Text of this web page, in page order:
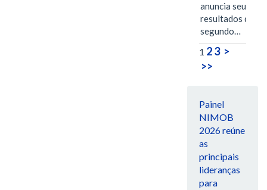
anuncia seus
resultados do
segundo…
1 23 >
>>
Painel
NIMOB
2026 reúne
as
principais
lideranças
para